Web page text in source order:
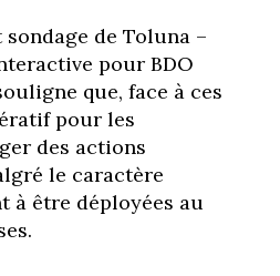
de Toluna –
pour BDO
que, face à ces
pour les
des actions
le caractère
à être déployées au